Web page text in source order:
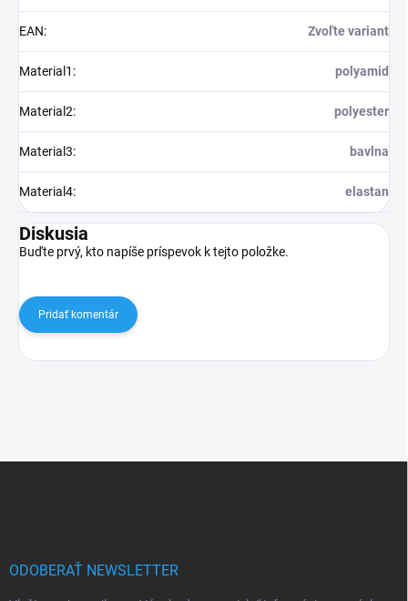
EAN: Zvoľte variant
Material1 : polyamid
Material2: polyester
Material3: bavlna
Material4: elastan
Diskusia
Buďte prvý, kto napíše príspevok k tejto položke.
Pridať komentár
ODOBERAŤ NEWSLETTER